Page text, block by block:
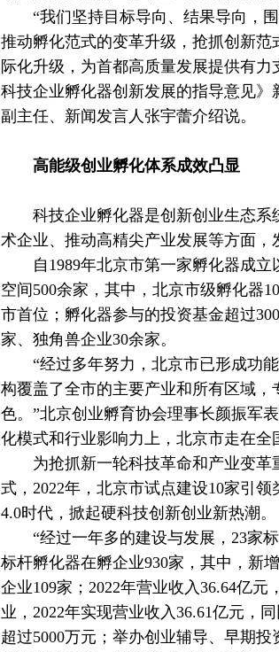
“我们坚持目标导向、结果导向，围
推动孵化范式的变革升级，抢抓创新
际化升级，为首都高质量发展提供有
科技企业孵化器创新发展的指导意见》
副主任、新闻发言人张宇蕾介绍说。
高能级创业孵化体系成效凸显
科技企业孵化器是创新创业生态系
术企业、推动高精尖产业发展等方面，
自 1989年北京市第一家孵化器成立
空间 500余家，其中，北京市级孵化器
市首位；孵化器参与的投资基金超过300
家、独角兽企业30余家。
“经过多年努力，北京市已形成功能
构覆盖了全市的主要产业和所有区域
色。”北京创业孵育协会理事长颜振军
化模式和行业影响力上，北京市走在全
为抢抓新一轮科技革命和产业变革
式， 2022年，北京市试点建设10家引领
4.0时代，掀起硬科技创新创业新热潮。
“经过一年多的建设与发展， 23家
标杆孵化器在孵企业930家，其中，新
企业109家； 2022年营业收入36.64亿元
业， 2022年实现营业收入36.61亿元，
超过5000万元；举办创业辅导、早期投